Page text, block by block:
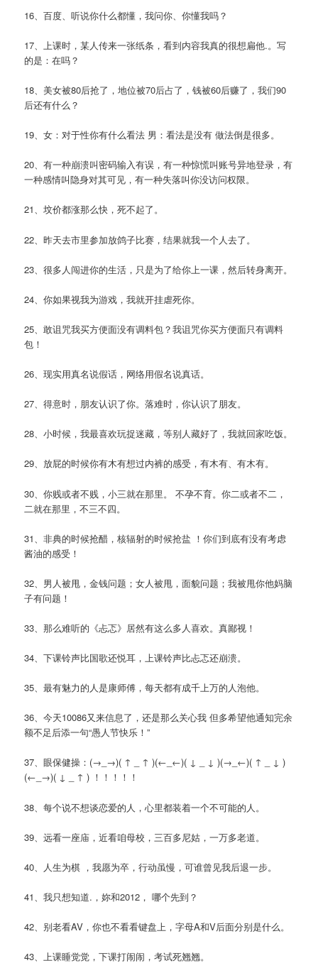
16、百度、听说你什么都懂，我问你、你懂我吗？
17、上课时，某人传来一张纸条，看到内容我真的很想扁他.。写
的是：在吗？
18、美女被80后抢了，地位被70后占了，钱被60后赚了，我们90
后还有什么？
19、女：对于性你有什么看法 男：看法是没有 做法倒是很多。
20、有一种崩溃叫密码输入有误，有一种惊慌叫账号异地登录，有
一种感情叫隐身对其可见，有一种失落叫你没访问权限。
21、坟价都涨那么快，死不起了。
22、昨天去市里参加放鸽子比赛，结果就我一个人去了。
23、很多人闯进你的生活，只是为了给你上一课，然后转身离开。
24、你如果视我为游戏，我就开挂虐死你。
25、敢诅咒我买方便面没有调料包？我诅咒你买方便面只有调料
包！
26、现实用真名说假话，网络用假名说真话。
27、得意时，朋友认识了你。落难时，你认识了朋友。
28、小时候，我最喜欢玩捉迷藏，等别人藏好了，我就回家吃饭。
29、放屁的时候你有木有想过内裤的感受，有木有、有木有。
30、你贱或者不贱，小三就在那里。 不孕不育。你二或者不二，
二就在那里，不三不四。
31、非典的时候抢醋，核辐射的时候抢盐 ！你们到底有没有考虑
酱油的感受！
32、男人被甩，金钱问题；女人被甩，面貌问题；我被甩你他妈脑
子有问题！
33、那么难听的《忐忑》居然有这么多人喜欢。真鄙视！
34、下课铃声比国歌还悦耳，上课铃声比忐忑还崩溃。
35、最有魅力的人是康师傅，每天都有成千上万的人泡他。
36、今天10086又来信息了，还是那么关心我 但多希望他通知完余
额不足后添一句“愚人节快乐！”
37、眼保健操：(→_→)( ↑ _ ↑ )(←_←)( ↓ _ ↓ )(→_←)( ↑ _ ↓ )
(←_→)( ↓ _ ↑ ) ！！！！！
38、每个说不想谈恋爱的人，心里都装着一个不可能的人。
39、远看一座庙，近看咱母校，三百多尼姑，一万多老道。
40、人生为棋 ，我愿为卒，行动虽慢，可谁曾见我后退一步。
41、我只想知道.，妳和2012， 哪个先到？
42、别老看AV，你也不看看键盘上，字母A和V后面分别是什么。
43、上课睡觉觉，下课打闹闹，考试死翘翘。